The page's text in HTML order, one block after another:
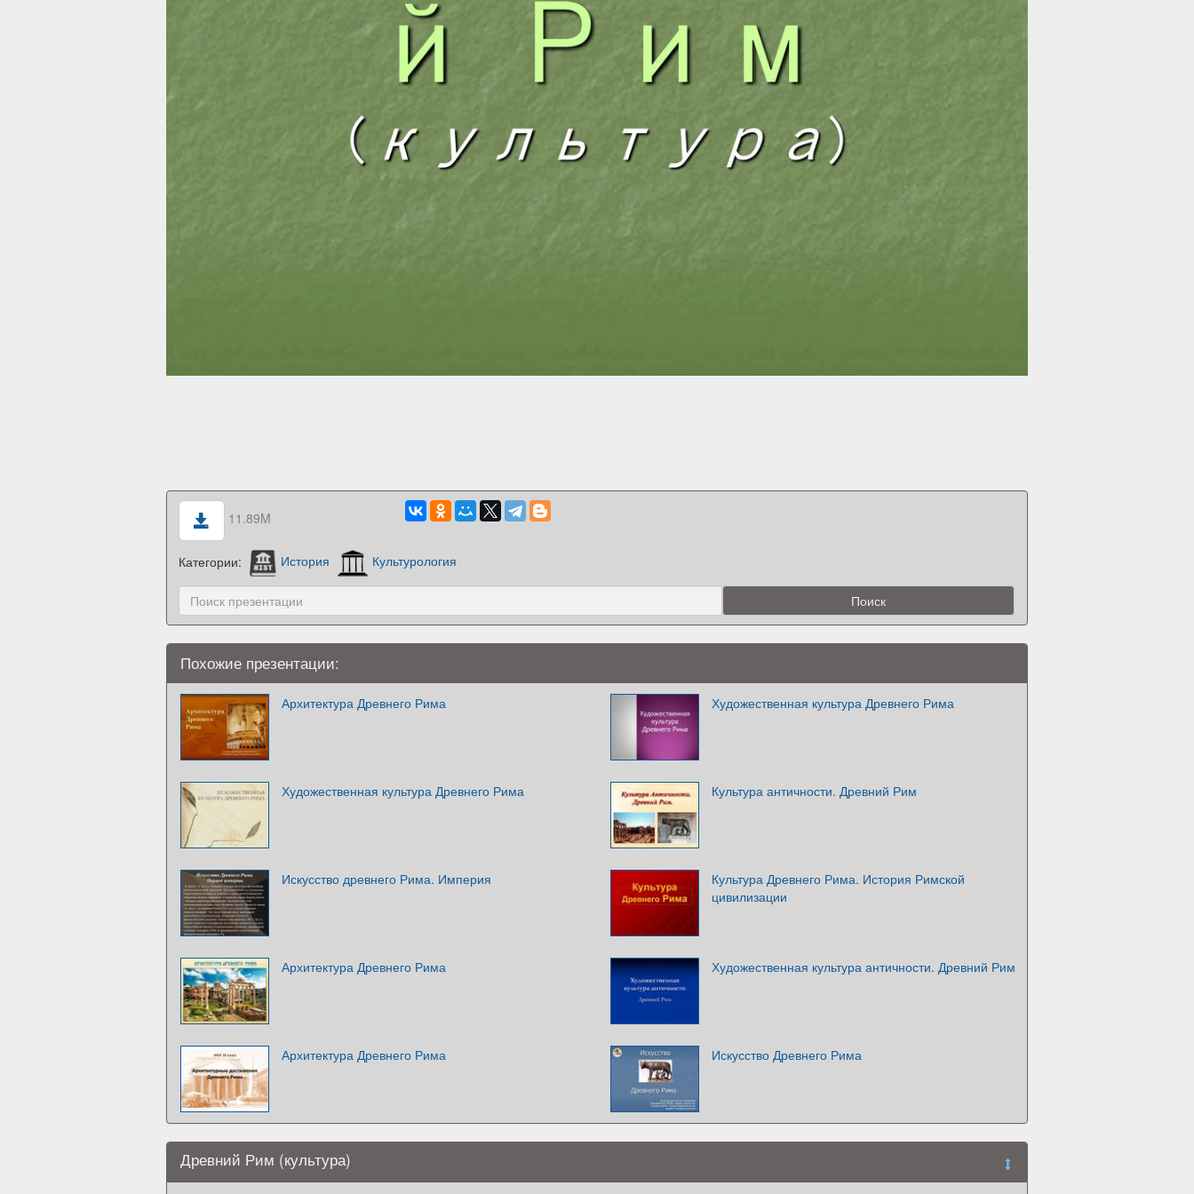
11.89M
Категории: История Культурология
Похожие презентации:
Архитектура Древнего Рима Художественная культура Древнего Рима
Художественная культура Древнего Рима Культура античности. Древний Рим
Искусство древнего Рима. Империя
Культура Древнего Рима. История Римской
цивилизации
Архитектура Древнего Рима Художественная культура античности. Древний Рим
Архитектура Древнего Рима Искусство Древнего Рима
Древний Рим (культура)